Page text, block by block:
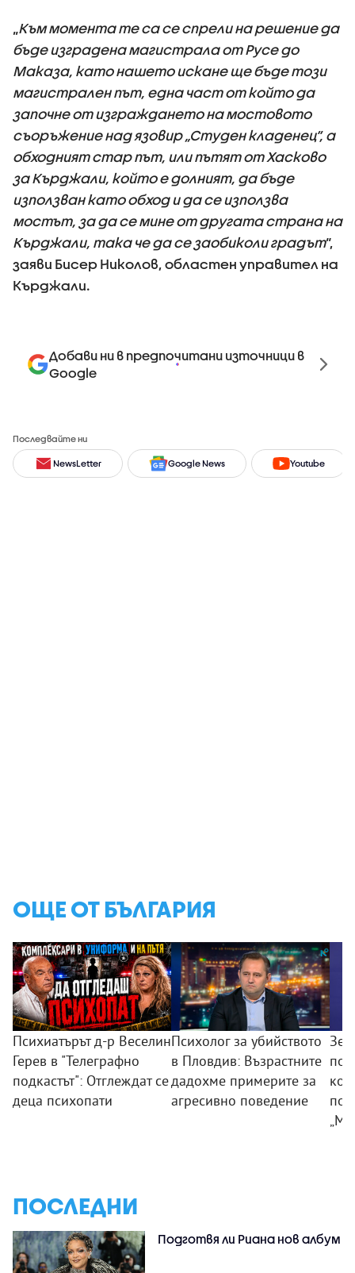
„Към момента те са се спрели на решение да
бъде изградена магистрала от Русе до
Маказа, като нашето искане ще бъде този
магистрален път, една част от който да
започне от изграждането на мостовото
съоръжение над язовир „Студен кладенец“, а
обходният стар път, или пътят от Хасково
за Кърджали, който е долният, да бъде
използван като обход и да се използва
мостът, за да се мине от другата страна на
Кърджали, така че да се заобиколи градът“,
заяви Бисер Николов, областен управител на
Кърджали.
Добави ни в предпочитани източници в
Google
Последвайте ни
NewsLetter Google News Youtube
ОЩЕ ОТ БЪЛГАРИЯ
Психиатърът д-р Веселин
Герев в "Телеграфно
подкастът": Отглеждат се
деца психопати
Психолог за убийството
в Пловдив: Възрастните
дадохме примерите за
агресивно поведение
ПОСЛЕДНИ
Подготвя ли Риана нов албум